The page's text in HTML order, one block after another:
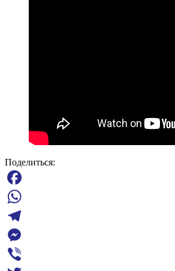
Поделиться:
Facebook
WhatsApp
Telegram
Messenger